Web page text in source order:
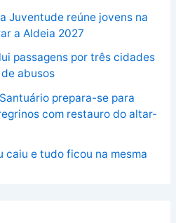
Juventude reúne jovens na
a Aldeia 2027
passagens por três cidades
abusos
prepara-se para
com restauro do altar-
caiu e tudo ficou na mesma